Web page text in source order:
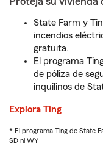
State Farm y
incendios
gratuita.
El programa
de póliza de
inquilinos de
Explora Ting
* El programa Ting de State
SD ni WY